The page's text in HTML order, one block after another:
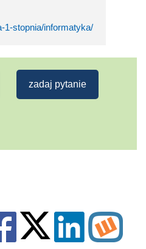
1-stopnia/informatyka/
zadaj pytanie